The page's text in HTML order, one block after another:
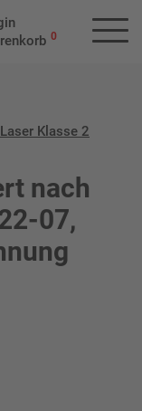
0
Laser Klasse 2
nach
07,